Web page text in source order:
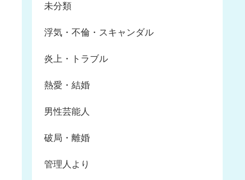
未分類
浮気・不倫・スキャンダル
炎上・トラブル
熱愛・結婚
男性芸能人
破局・離婚
管理人より